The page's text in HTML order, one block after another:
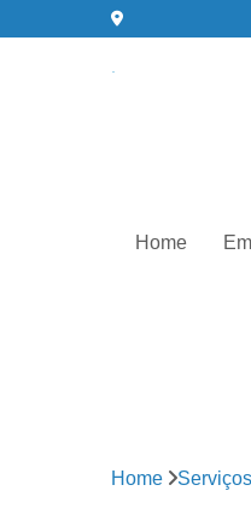
Home
Home Serviços